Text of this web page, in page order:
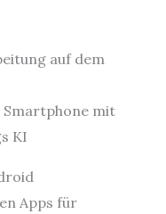
auf dem
Apps für